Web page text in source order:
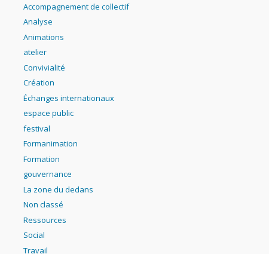
Accompagnement de collectif
Analyse
Animations
atelier
Convivialité
Création
Échanges internationaux
espace public
festival
Formanimation
Formation
gouvernance
La zone du dedans
Non classé
Ressources
Social
Travail